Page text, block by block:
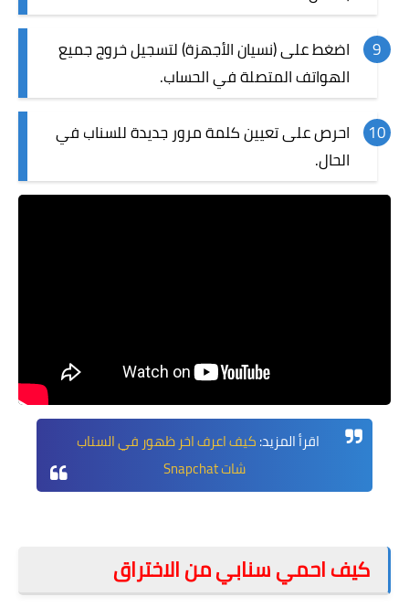
اضغط على (نسيان الأجهزة) لتسجيل خروج جميع
الهواتف المتصلة في الحساب.
احرص على تعيين كلمة مرور جديدة للسناب في
الحال.
اقرأ المزيد:كيف اعرف اخر ظهور في السناب
شات Snapchat
كيف احمي سنابي من الاختراق